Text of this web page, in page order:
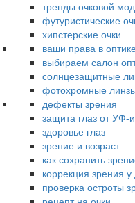
тренды очковой
футуристические
хипстерские очки
ваши права в
выбираем салон
солнцезащитные
фотохромные
дефекты зрения
защита глаз от УФ-
здоровье глаз
зрение и возраст
как сохранить
коррекция зрения у
проверка остроты